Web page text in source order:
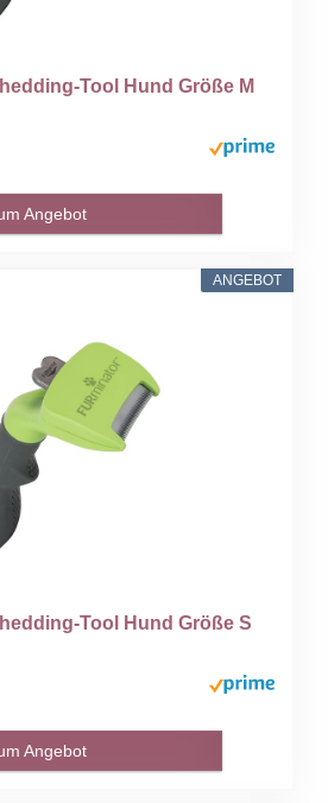
Tool Hund Größe M
Angebot
ANGEBOT
Tool Hund Größe S
Angebot